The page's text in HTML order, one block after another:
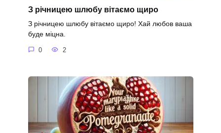
З річницею шлюбу вітаємо щиро
З річницею шлюбу вітаємо щиро! Хай любов ваша
буде міцна.
0 2